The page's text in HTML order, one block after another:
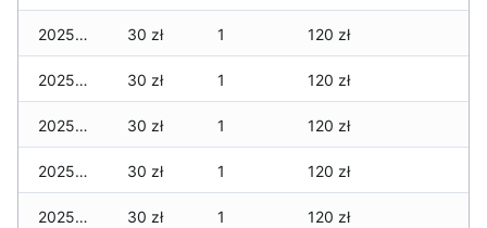
2025-11-29 30 zł 1 120 zł
2025-11-28 30 zł 1 120 zł
2025-11-27 30 zł 1 120 zł
2025-11-26 30 zł 1 120 zł
2025-11-25 30 zł 1 120 zł